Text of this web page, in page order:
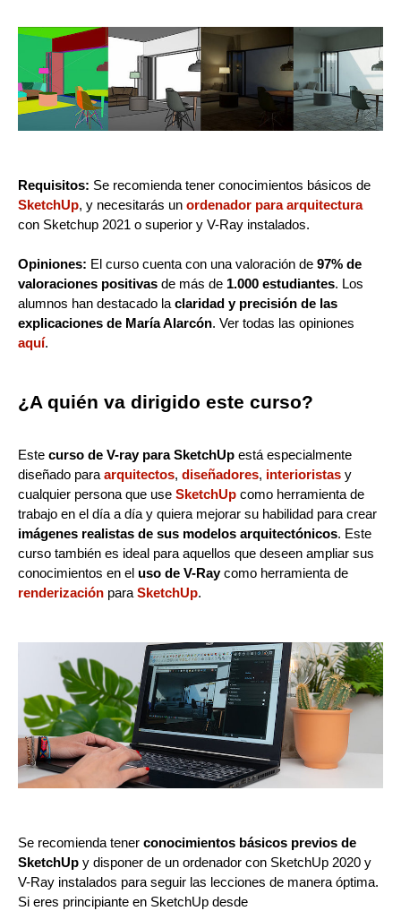
Requisitos: Se recomienda tener conocimientos básicos de
SketchUp, y necesitarás un ordenador para arquitectura
con Sketchup 2021 o superior y V-Ray instalados.
Opiniones: El curso cuenta con una valoración de 97% de
valoraciones positivas de más de 1.000 estudiantes. Los
alumnos han destacado la claridad y precisión de las
explicaciones de María Alarcón. Ver todas las opiniones
aquí.
¿A quién va dirigido este curso?
Este curso de V-ray para SketchUp está especialmente
diseñado para arquitectos, diseñadores, interioristas y
cualquier persona que use SketchUp como herramienta de
trabajo en el día a día y quiera mejorar su habilidad para crear
imágenes realistas de sus modelos arquitectónicos. Este
curso también es ideal para aquellos que deseen ampliar sus
conocimientos en el uso de V-Raycomo herramienta de
renderización para SketchUp.
Se recomienda tener conocimientos básicos previos de
SketchUp y disponer de un ordenador con SketchUp 2020 y
V-Ray instalados para seguir las lecciones de manera óptima.
Si eres principiante en SketchUp desde